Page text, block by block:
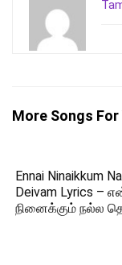
More Songs For
Ennai Ninaikkum
Deivam Lyrics –
நினைக்கும் நல்ல